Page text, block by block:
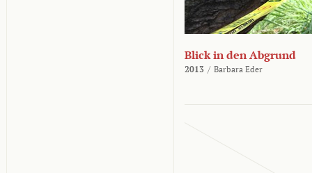
Blick in den Abgrund
2013 / Barbara Eder